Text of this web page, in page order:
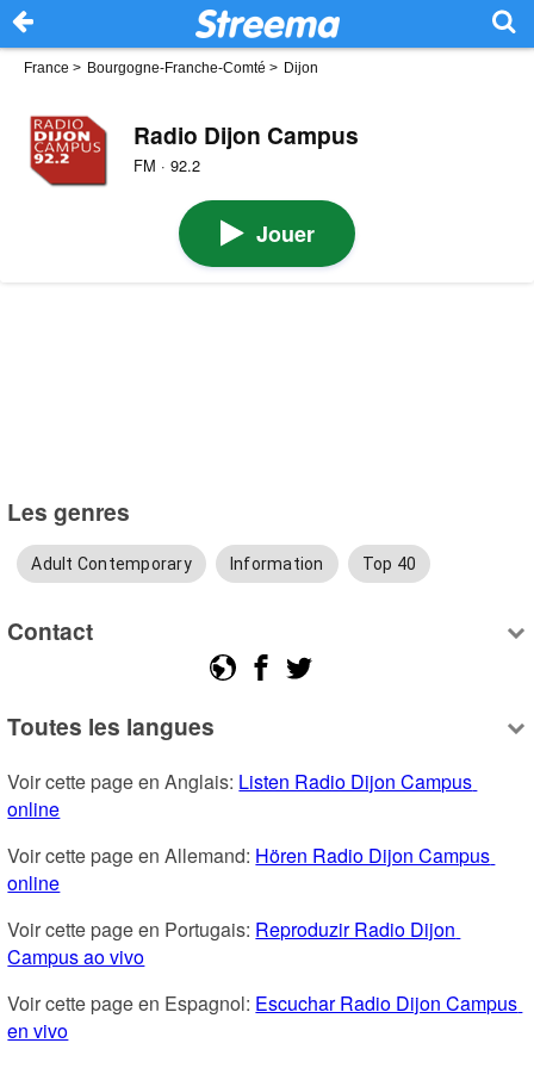
France > Bourgogne-Franche-Comté > Dijon
Radio Dijon Campus
FM · 92.2
Jouer
Les genres
Adult Contemporary Information Top 40
Contact
Toutes les langues
Voir cette page en Anglais: Listen Radio Dijon Campus
online
Voir cette page en Allemand: Hören Radio Dijon Campus
online
Voir cette page en Portugais: Reproduzir Radio Dijon
Campus ao vivo
Voir cette page en Espagnol: Escuchar Radio Dijon Campus
en vivo